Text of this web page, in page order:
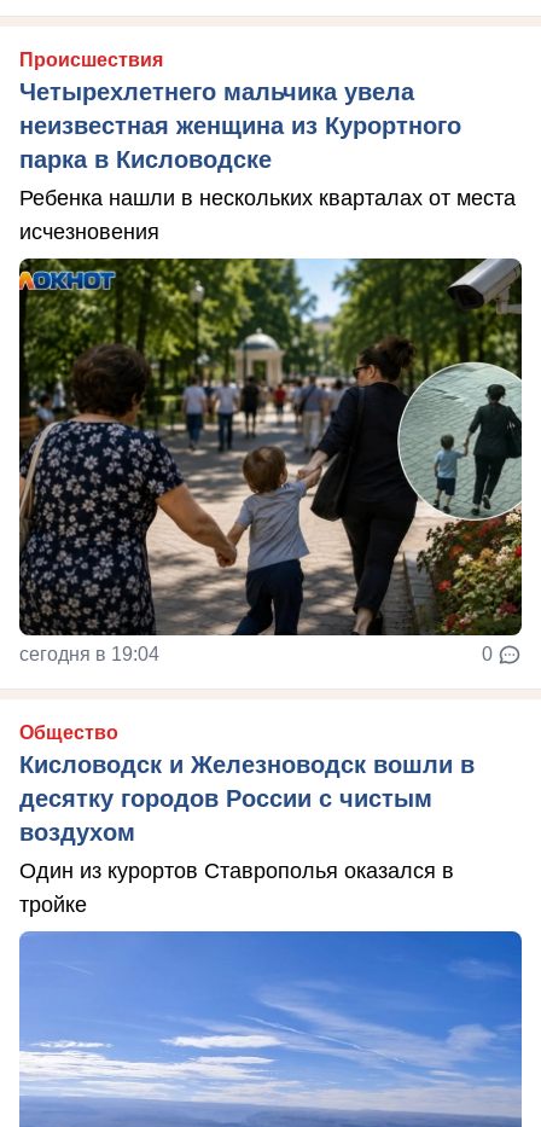
Происшествия
Четырехлетнего мальчика увела
неизвестная женщина из Курортного
парка в Кисловодске
Ребенка нашли в нескольких кварталах от места
исчезновения
сегодня в 19:04 0
Общество
Кисловодск и Железноводск вошли в
десятку городов России с чистым
воздухом
Один из курортов Ставрополья оказался в
тройке